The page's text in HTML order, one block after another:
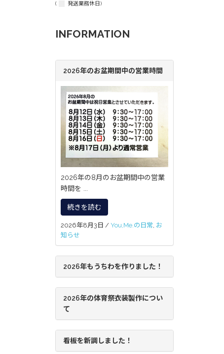
( 発送業務休日)
INFORMATION
2026年のお盆期間中の営業時間
2026年の8月のお盆期間中の営業
時間を ...
続きを読む
2026年8月3日 / You,Me.の日常 お
知らせ
2026年もうちわを作りました！
2026年の体育祭衣装製作につい
て
看板を新調しました！